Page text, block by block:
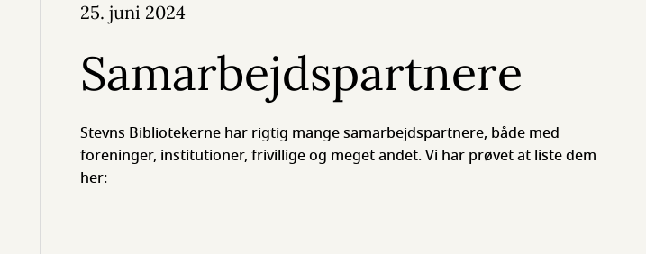
25. juni 2024
Samarbejdspartnere
Stevns Bibliotekerne har rigtig mange samarbejdspartnere, både med
foreninger, institutioner, frivillige og meget andet. Vi har prøvet at liste dem
her: